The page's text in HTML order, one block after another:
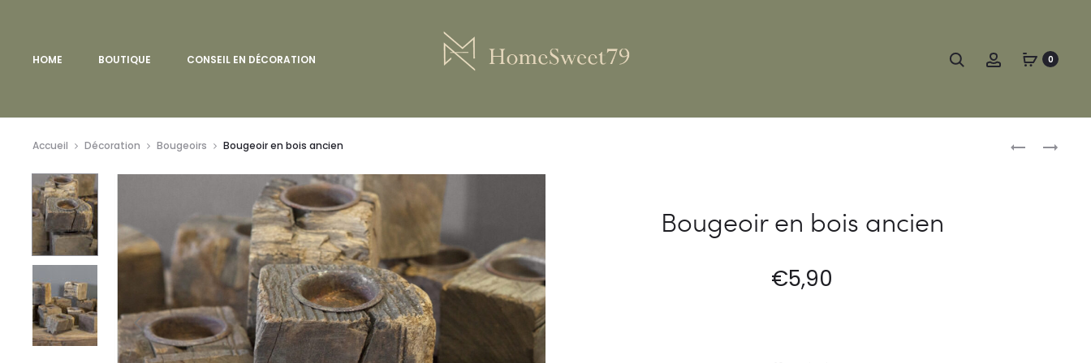
HOME BOUTIQUE CONSEIL EN DÉCORATION Search Account0
COLLIER
BOUGEOIR
Accueil Décoration Bougeoirs Bougeoir en bois ancien
Bougeoir en bois ancien
€5,90